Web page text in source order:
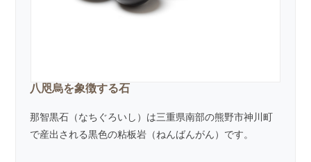
八咫烏を象徴する石
那智黒石（なちぐろいし）は三重県南部の熊野市神川町
で産出される黒色の粘板岩（ねんばんがん）です。